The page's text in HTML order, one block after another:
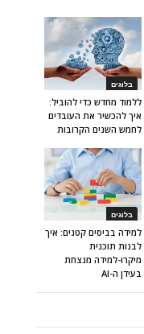
בלוגים
ללמוד מחדש כדי להוביל:
איך להכשיר את העובדים
לחמש השנים הקרובות
בלוגים
למידה בביסים קטנים: איך
לבנות תוכנית
מיקרו-למידה מנצחת
בעידן ה-AI